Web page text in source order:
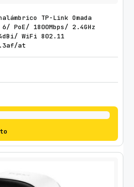
TP-Link Omada
6/ PoE/ 1800Mbps/ 2.4GHz
WiFi 802.11
at